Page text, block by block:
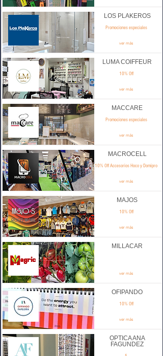
LOS PLAKEROS
Promociones especiales
ver más
LUMA COIFFEUR
10% Off
ver más
MACCARE
Promociones especiales
ver más
MACROCELL
10% Off Accesorios Hoco y Domipro
ver más
MAJOS
10% Off
ver más
MILLACAR
ver más
OFIPANDO
10% Off
ver más
OPTICA ANA
FAGUNDEZ